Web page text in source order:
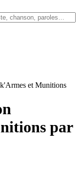
et Munitions
par